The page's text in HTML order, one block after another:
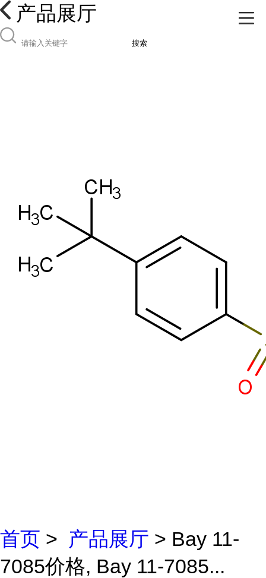
产品展厅
搜索
首页 > 产品展厅 > Bay 11-
7085价格, Bay 11-7085...